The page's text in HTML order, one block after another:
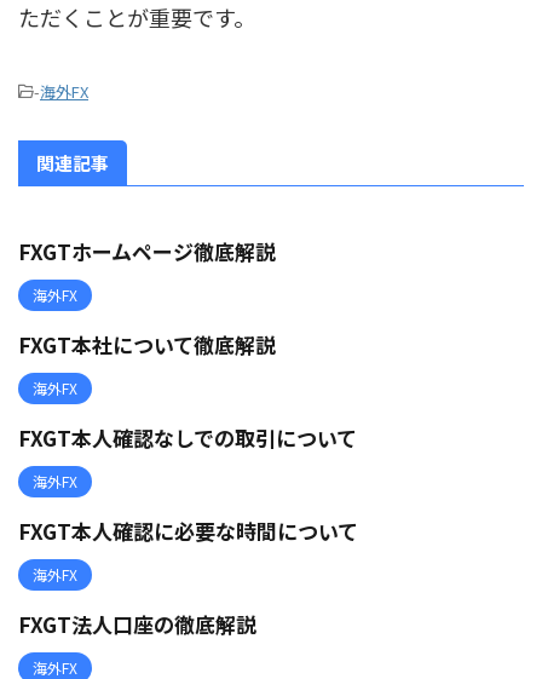
ただくことが重要です。
-海外FX
関連記事
FXGTホームページ徹底解説
海外FX
FXGT本社について徹底解説
海外FX
FXGT本人確認なしでの取引について
海外FX
FXGT本人確認に必要な時間について
海外FX
FXGT法人口座の徹底解説
海外FX